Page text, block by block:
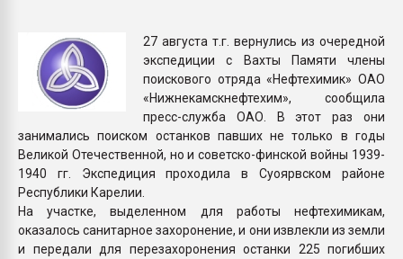
бутылок
ПЕРЕЙТИ НА
27 августа т.г. вернулись из очередной
экспедиции с Вахты Памяти члены
поискового отряда «Нефтехимик» ОАО
«Нижнекамскнефтехим», сообщила
пресс-служба ОАО. В этот раз они
занимались поиском останков павших не только в годы
Великой Отечественной, но и советско-финской войны 1939-
1940 гг. Экспедиция проходила в Суоярвском районе
Республики Карелии.
На участке, выделенном для работы нефтехимикам,
оказалось санитарное захоронение, и они извлекли из земли
и передали для перезахоронения останки 225 погибших